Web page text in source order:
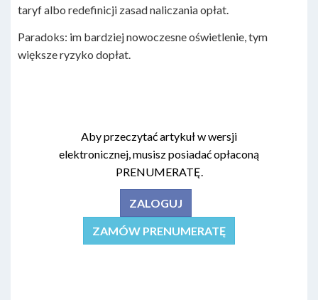
taryf albo redefinicji zasad naliczania opłat.
Paradoks: im bardziej nowoczesne oświetlenie, tym
większe ryzyko dopłat.
Aby przeczytać artykuł w wersji
elektronicznej, musisz posiadać opłaconą
PRENUMERATĘ.
ZALOGUJ
ZAMÓW PRENUMERATĘ